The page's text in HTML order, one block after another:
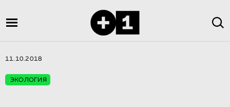
11.10.2018
ЭКОЛОГИЯ